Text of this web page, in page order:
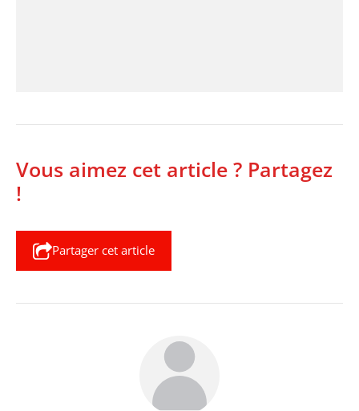
Vous aimez cet article ? Partagez
!
Partager cet article